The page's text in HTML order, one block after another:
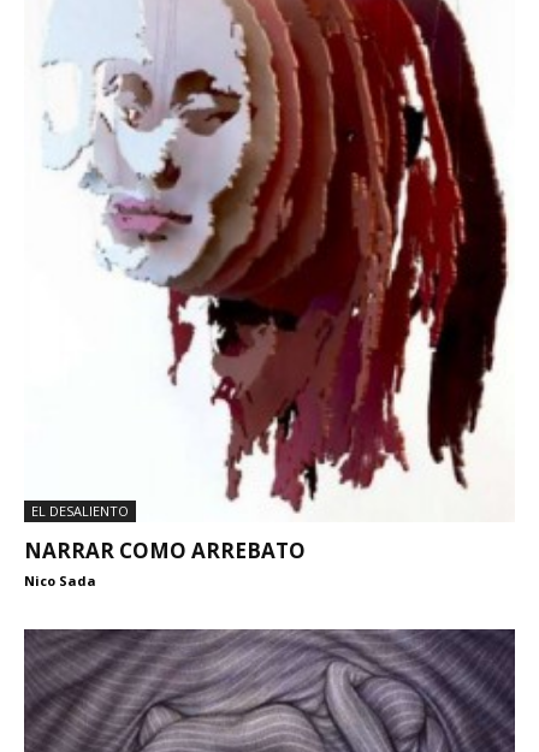
EL DESALIENTO
NARRAR COMO ARREBATO
Nico Sada